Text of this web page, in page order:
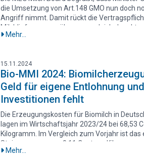
die Umsetzung von Art.148 GMO nun doch
Angriff nimmt. Damit rückt die
Milchlieferungen näher, wenngleich der
Entwurf noch deutlichen Änderungsbedarf
Lenz ist Milchbauer in Sachsen-Anhalt und
Diskrepanz zwischen Erzeugungskosten und
Milchauszahlungspreis aus eigener
konstante Unterdeckung der
wir bis auf wenige Ausnahmen feststellen,
einem Ausbluten der Betriebe und zu
Betriebsaufgaben geführt. Alle bisher
– oder unterlassenen – Maßnahmen
nicht verhindern.“
Mehr...
15.11.2024
Bio-MMI 2024:
Geld für eigene Entlohnung und
Investitionen fehlt
Die Erzeugungskosten für Biomilch in
lagen im Wirtschaftsjahr 2023/24 bei 68,53
Kilogramm. Im Vergleich zum Vorjahr ist das
Steigerung von nur 0,11 Cent pro
der Bio-Milch Marker Index (Bio-MMI) bei
Mehr...